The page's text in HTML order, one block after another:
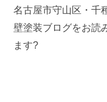
名古屋市守山区・千
壁塗装ブログをお読
ます?